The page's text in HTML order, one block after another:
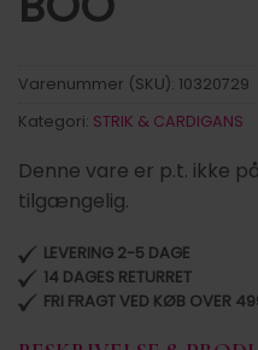
Varenummer (SKU): 10320729
Kategori: STRIK & CARDIGANS
Denne vare er p.t. ikke
tilgængelig.
LEVERING 2-5 DAGE
14 DAGES RETURRET
FRI FRAGT VED KØB OVER